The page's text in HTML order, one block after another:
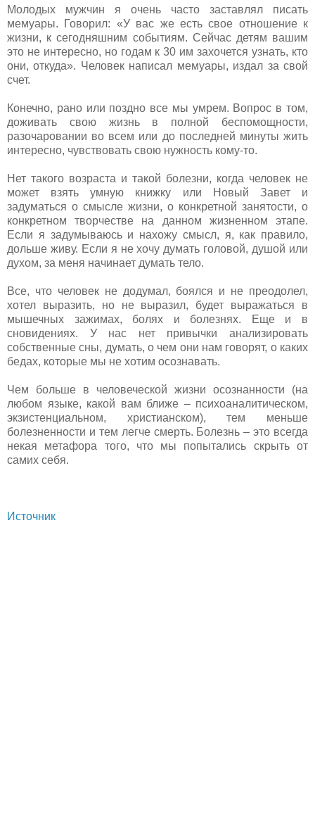
Молодых мужчин я очень часто заставлял писать
мемуары. Говорил: «У вас же есть свое отношение к
жизни, к сегодняшним событиям. Сейчас детям вашим
это не интересно, но годам к 30 им захочется узнать, кто
они, откуда». Человек написал мемуары, издал за свой
счет.
Конечно, рано или поздно все мы умрем. Вопрос в том,
доживать свою жизнь в полной беспомощности,
разочаровании во всем или до последней минуты жить
интересно, чувствовать свою нужность кому-то.
Нет такого возраста и такой болезни, когда человек не
может взять умную книжку или Новый Завет и
задуматься о смысле жизни, о конкретной занятости, о
конкретном творчестве на данном жизненном этапе.
Если я задумываюсь и нахожу смысл, я, как правило,
дольше живу. Если я не хочу думать головой, душой или
духом, за меня начинает думать тело.
Все, что человек не додумал, боялся и не преодолел,
хотел выразить, но не выразил, будет выражаться в
мышечных зажимах, болях и болезнях. Еще и в
сновидениях. У нас нет привычки анализировать
собственные сны, думать, о чем они нам говорят, о каких
бедах, которые мы не хотим осознавать.
Чем больше в человеческой жизни осознанности (на
любом языке, какой вам ближе – психоаналитическом,
экзистенциальном, христианском), тем меньше
болезненности и тем легче смерть. Болезнь – это всегда
некая метафора того, что мы попытались скрыть от
самих себя.
Источник